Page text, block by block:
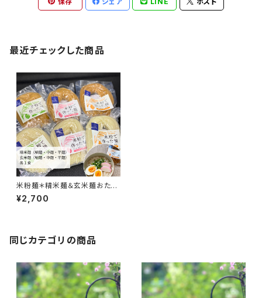
最近チェックした商品
米粉麺＊精米麺＆玄米麺おため
し６食セット【ルッソ】
¥2,700
同じカテゴリの商品